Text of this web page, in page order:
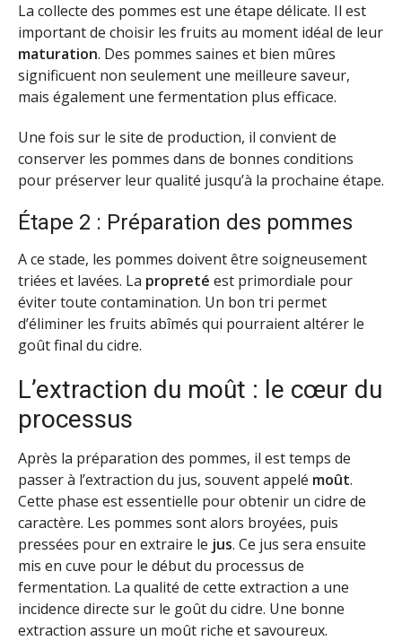
La collecte des pommes est une étape délicate. Il est
important de choisir les fruits au moment idéal de leur
maturation. Des pommes saines et bien mûres
significuent non seulement une meilleure saveur,
mais également une fermentation plus efficace.
Une fois sur le site de production, il convient de
conserver les pommes dans de bonnes conditions
pour préserver leur qualité jusqu’à la prochaine étape.
Étape 2 : Préparation des pommes
A ce stade, les pommes doivent être soigneusement
triées et lavées. La propreté est primordiale pour
éviter toute contamination. Un bon tri permet
d’éliminer les fruits abîmés qui pourraient altérer le
goût final du cidre.
L’extraction du moût : le cœur du
processus
Après la préparation des pommes, il est temps de
passer à l’extraction du jus, souvent appelé moût.
Cette phase est essentielle pour obtenir un cidre de
caractère. Les pommes sont alors broyées, puis
pressées pour en extraire le jus. Ce jus sera ensuite
mis en cuve pour le début du processus de
fermentation. La qualité de cette extraction a une
incidence directe sur le goût du cidre. Une bonne
extraction assure un moût riche et savoureux.